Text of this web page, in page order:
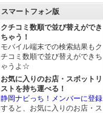
スマートフォン版
クチコミ数順で並び替えができ
ちゃう！
モバイル端末での検索結果もク
チコミ数順で並び替えができち
ゃうよ☆
お気に入りのお店・スポットリ
ストを持ち運べる！
静岡ナビっち！メンバーに登録
すると、お気に入りのお店・ス